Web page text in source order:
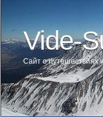
Vide-
Сайт о путешествиях